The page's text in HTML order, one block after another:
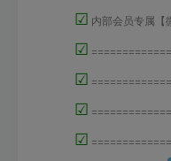
☑ 内部会员专属【
☑
☑
☑
☑